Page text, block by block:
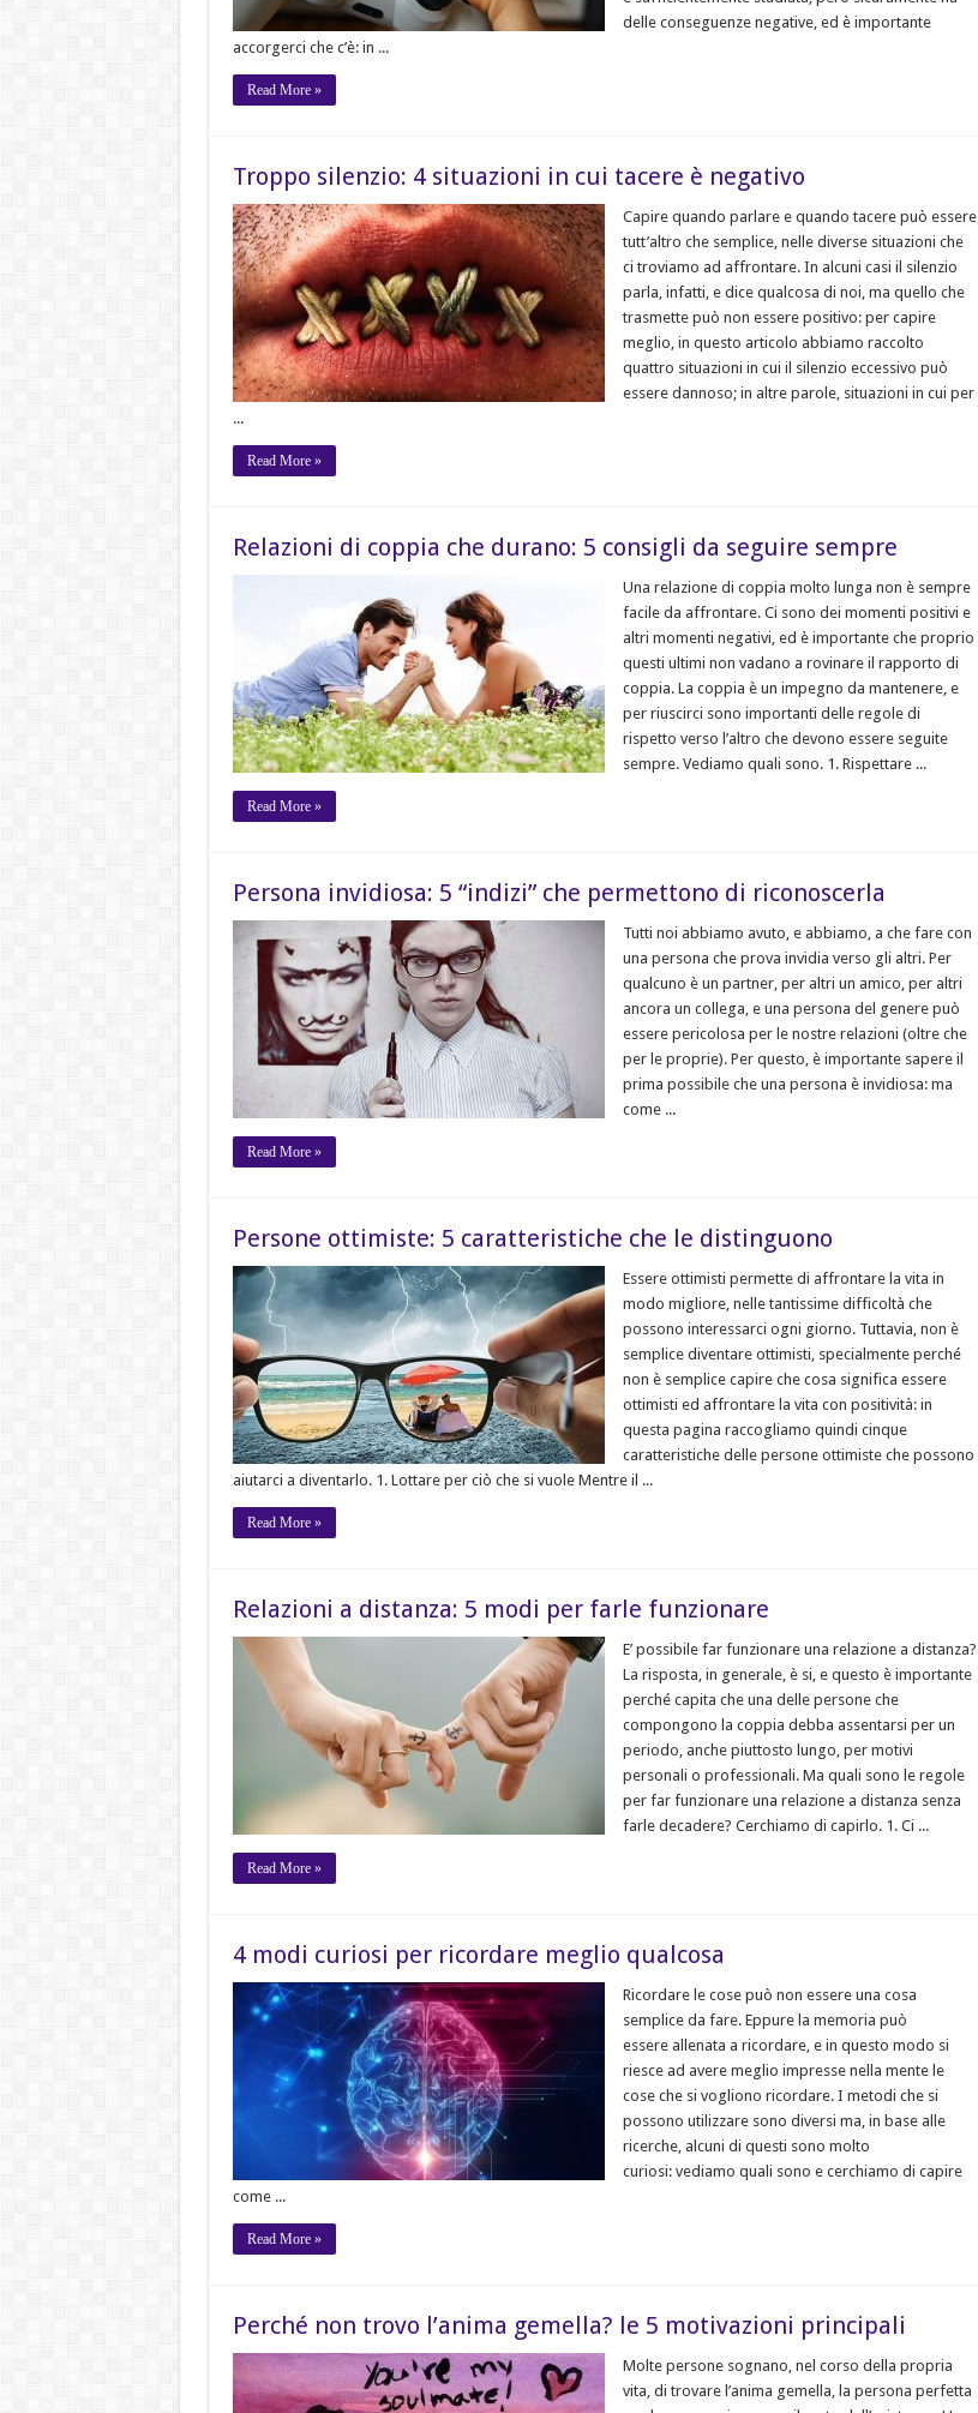
delle conseguenze negative, ed è importante
accorgerci che c’è: in ...
Read More »
Troppo silenzio: 4 situazioni in cui tacere è negativo
Capire quando parlare e quando tacere può essere
tutt’altro che semplice, nelle diverse situazioni che
ci troviamo ad affrontare. In alcuni casi il silenzio
parla, infatti, e dice qualcosa di noi, ma quello che
trasmette può non essere positivo: per capire
meglio, in questo articolo abbiamo raccolto
quattro situazioni in cui il silenzio eccessivo può
essere dannoso; in altre parole, situazioni in cui per
...
Read More »
Relazioni di coppia che durano: 5 consigli da seguire sempre
Una relazione di coppia molto lunga non è sempre
facile da affrontare. Ci sono dei momenti positivi e
altri momenti negativi, ed è importante che proprio
questi ultimi non vadano a rovinare il rapporto di
coppia. La coppia è un impegno da mantenere, e
per riuscirci sono importanti delle regole di
rispetto verso l’altro che devono essere seguite
sempre. Vediamo quali sono. 1. Rispettare ...
Read More »
Persona invidiosa: 5 “indizi” che permettono di riconoscerla
Tutti noi abbiamo avuto, e abbiamo, a che fare con
una persona che prova invidia verso gli altri. Per
qualcuno è un partner, per altri un amico, per altri
ancora un collega, e una persona del genere può
essere pericolosa per le nostre relazioni (oltre che
per le proprie). Per questo, è importante sapere il
prima possibile che una persona è invidiosa: ma
come ...
Read More »
Persone ottimiste: 5 caratteristiche che le distinguono
Essere ottimisti permette di affrontare la vita in
modo migliore, nelle tantissime difficoltà che
possono interessarci ogni giorno. Tuttavia, non è
semplice diventare ottimisti, specialmente perché
non è semplice capire che cosa significa essere
ottimisti ed affrontare la vita con positività: in
questa pagina raccogliamo quindi cinque
caratteristiche delle persone ottimiste che possono
aiutarci a diventarlo. 1. Lottare per ciò che si vuole Mentre il ...
Read More »
Relazioni a distanza: 5 modi per farle funzionare
E’ possibile far funzionare una relazione a distanza?
La risposta, in generale, è si, e questo è importante
perché capita che una delle persone che
compongono la coppia debba assentarsi per un
periodo, anche piuttosto lungo, per motivi
personali o professionali. Ma quali sono le regole
per far funzionare una relazione a distanza senza
farle decadere? Cerchiamo di capirlo. 1. Ci ...
Read More »
4 modi curiosi per ricordare meglio qualcosa
Ricordare le cose può non essere una cosa
semplice da fare. Eppure la memoria può
essere allenata a ricordare, e in questo modo si
riesce ad avere meglio impresse nella mente le
cose che si vogliono ricordare. I metodi che si
possono utilizzare sono diversi ma, in base alle
ricerche, alcuni di questi sono molto
curiosi: vediamo quali sono e cerchiamo di capire
come ...
Read More »
Perché non trovo l’anima gemella? le 5 motivazioni principali
Molte persone sognano, nel corso della propria
vita, di trovare l’anima gemella, la persona perfetta